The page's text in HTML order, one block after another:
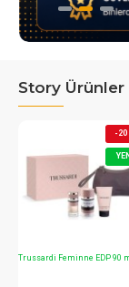
Story Ürünler
-25